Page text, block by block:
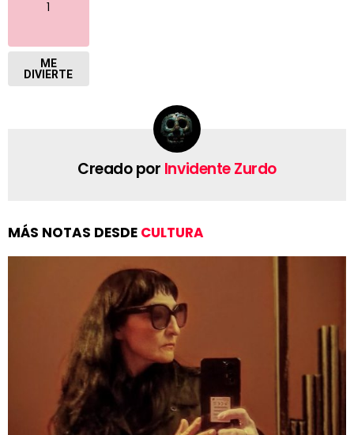
1
ME
DIVIERTE
Creado por Invidente Zurdo
MÁS NOTAS DESDE CULTURA